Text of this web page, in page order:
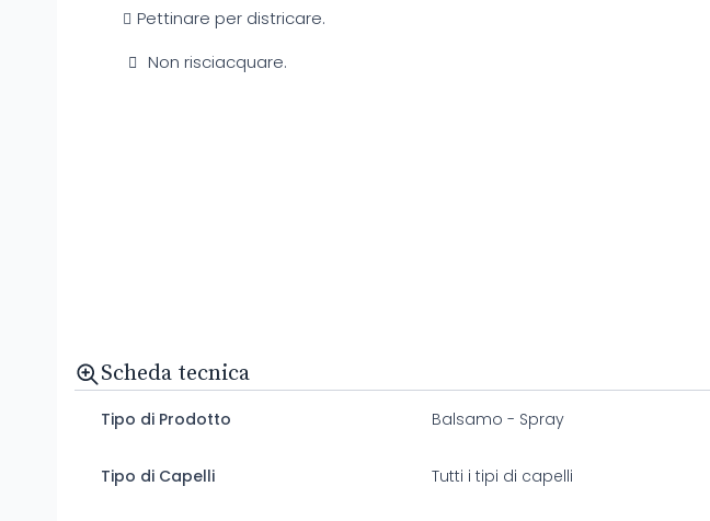
Pettinare per districare.
Non risciacquare.
Scheda tecnica
Tipo di Prodotto Balsamo - Spray
Tipo di Capelli Tutti i tipi di capelli